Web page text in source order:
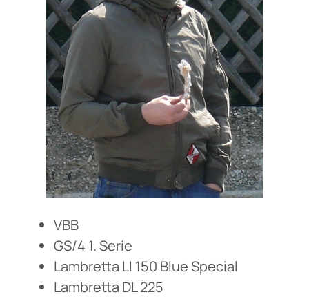
VBB
GS/4 1. Serie
Lambretta LI 150 Blue Special
Lambretta DL 225